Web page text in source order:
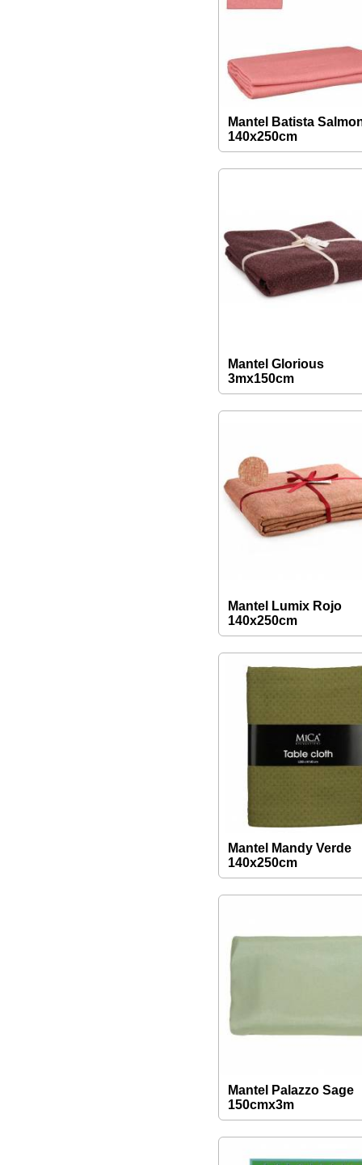
Mantel Batista
140x250cm
Mantel Glorious
3mx150cm
Mantel Lumix Rojo
140x250cm
Mantel Mandy Verde
140x250cm
Mantel Palazzo Sage
150cmx3m